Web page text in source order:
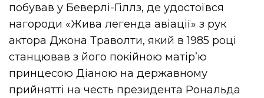
побував у Беверлі-Гіллз, де удостоївся
нагороди «Жива легенда авіації» з рук
актора Джона Траволти, який в 1985 році
станцював з його покійною матір’ю
принцесою Діаною на державному
прийнятті на честь президента Рональда